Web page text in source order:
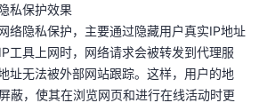
私保护效果
络隐私保护，主要通过隐藏用户真实IP地址
工具上网时，网络请求会被转发到代理服
址无法被外部网站跟踪。这样，用户的地
蔽，使其在浏览网页和进行在线活动时更